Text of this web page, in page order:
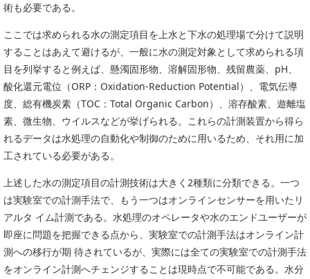
術も必要である。
ここでは求められる水の測定項目を上水と下水の処理場で分けて説明
することはあえて避けるが、一般に水の測定対象として求められる項
目を列挙すると例えば、懸濁固形物、溶解固形物、残留農薬、pH、
酸化還元電位（ORP：Oxidation-Reduction Potential）、電気伝導
度、総有機炭素（TOC：Total Organic Carbon）、溶存酸素、遊離塩
素、微生物、ウイルスなどが挙げられる。これらの計測装置から得ら
れるデータは水処理の自動化や制御のために用いるため、それ用に加
工されている必要がある。
上述した水の測定項目の計測技術は大きく2種類に分類できる。一つ
は実験室での計測手法で、もう一つはオンラインセンサーを用いたリ
アルタ イム計測である。水処理のオペレータや水のエンドユーザーが
即座に問題を把握できる点から、実験室での計測手法はオンライン計
測への移行が期 待されているが、実際には全ての実験室での計測手法
をオンライン計測へチェンジすることは現時点で不可能である。水分